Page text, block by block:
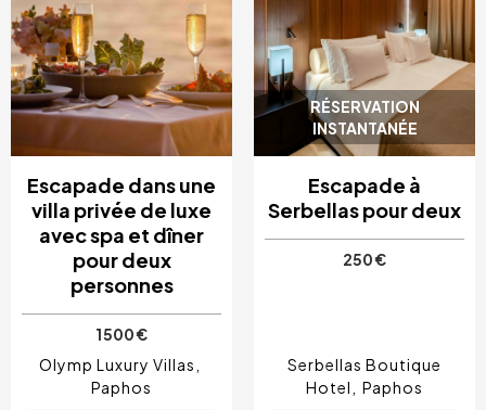
Escapade dans une
villa privée de luxe
avec spa et dîner
pour deux
personnes
1 500 €
Olymp Luxury Villas
Paphos
RÉSERVATION
INSTANTANÉE
Escapade à
Serbellas pour deux
250 €
Serbellas Boutique
Hotel
Paphos